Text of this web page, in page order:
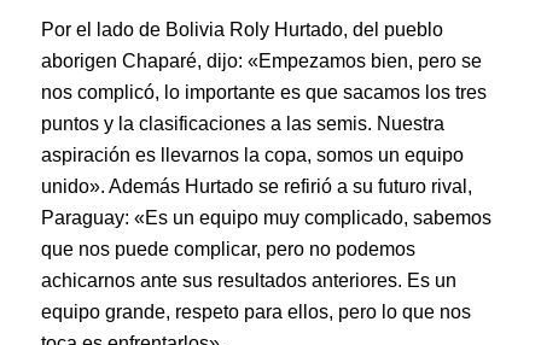
Por el lado de Bolivia Roly Hurtado, del pueblo
aborigen Chaparé, dijo: «Empezamos bien, pero se
nos complicó, lo importante es que sacamos los tres
puntos y la clasificaciones a las semis. Nuestra
aspiración es llevarnos la copa, somos un equipo
unido». Además Hurtado se refirió a su futuro rival,
Paraguay: «Es un equipo muy complicado, sabemos
que nos puede complicar, pero no podemos
achicarnos ante sus resultados anteriores. Es un
equipo grande, respeto para ellos, pero lo que nos